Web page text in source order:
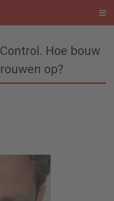
Hoe bouw
op?